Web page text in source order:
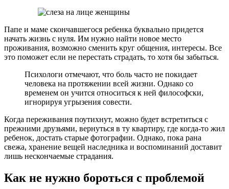
Папе и маме скончавшегося ребенка буквально придется
начать жизнь с нуля. Им нужно найти новое место
проживания, возможно сменить круг общения, интересы. Все
это поможет если не перестать страдать, то хотя бы забыться.
Психологи отмечают, что боль часто не покидает
человека на протяжении всей жизни. Однако со
временем он учится относиться к ней философски,
игнорируя угрызения совести.
Когда переживания поутихнут, можно будет встретиться с
прежними друзьями, вернуться в ту квартиру, где когда-то жил
ребенок, достать старые фотографии. Однако, пока рана
свежа, хранение вещей наследника и воспоминаний доставит
лишь нескончаемые страдания.
Как не нужно бороться с проблемой